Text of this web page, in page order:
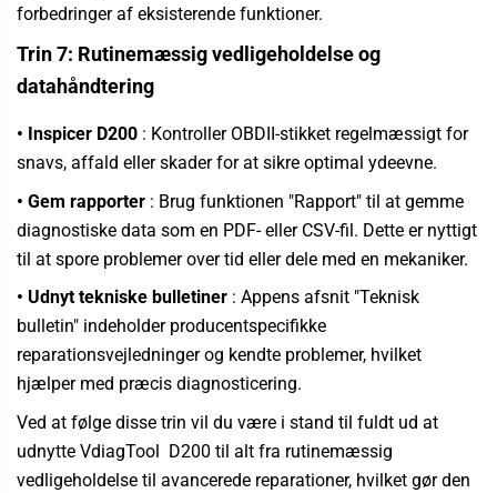
forbedringer af eksisterende funktioner.
Trin 7: Rutinemæssig vedligeholdelse og
datahåndtering
• Inspicer D200 : Kontroller OBDII-stikket regelmæssigt for
snavs, affald eller skader for at sikre optimal ydeevne.
• Gem rapporter : Brug funktionen "Rapport" til at gemme
diagnostiske data som en PDF- eller CSV-fil. Dette er nyttigt
til at spore problemer over tid eller dele med en mekaniker.
• Udnyt tekniske bulletiner : Appens afsnit "Teknisk
bulletin" indeholder producentspecifikke
reparationsvejledninger og kendte problemer, hvilket
hjælper med præcis diagnosticering.
Ved at følge disse trin vil du være i stand til fuldt ud at
udnytte VdiagTool D200 til alt fra rutinemæssig
vedligeholdelse til avancerede reparationer, hvilket gør den